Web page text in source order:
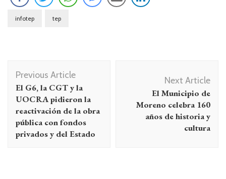
infotep tep
Navegación
de
entradas
Previous Article
El G6, la CGT y la
UOCRA pidieron la
reactivación de la obra
pública con fondos
privados y del Estado
Next Article
El Municipio de
Moreno celebra 160
años de historia y
cultura